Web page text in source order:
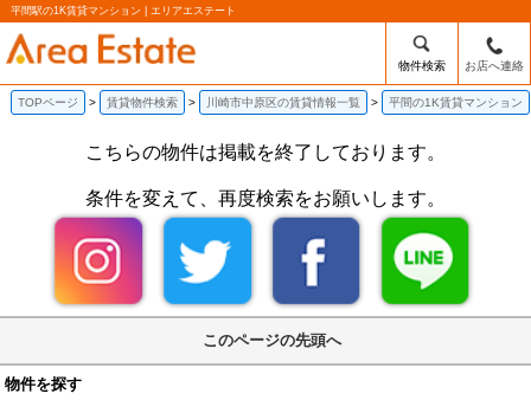
平間駅の1K賃貸マンション | エリアエステート
物件検索 お店へ連絡
TOPページ 賃貸物件検索 川崎市中原区の賃貸情報一覧 平間の1K賃貸マンション
こちらの物件は掲載を終了しております。
条件を変えて、再度検索をお願いします。
このページの先頭へ
物件を探す